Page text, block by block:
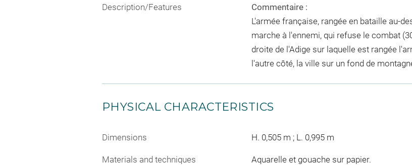
Description/Features
Commentaire :
L'armée française, rangée en bataille au-
marche à l'ennemi, qui refuse le combat
droite de l'Adige sur laquelle est rangée
l'autre côté, la ville sur un fond de
PHYSICAL CHARACTERISTICS
Dimensions H. 0,505 m ; L. 0,995 m
Materials and techniques
Aquarelle et gouache sur papier.